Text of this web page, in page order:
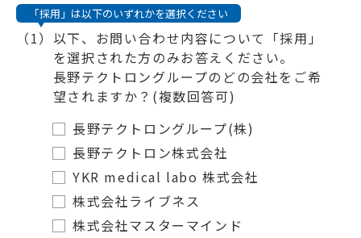
「採用」は以下のいずれかを選択ください
（1） 以下、お問い合わせ内容について「採用」
を選択された方のみお答えください。
長野テクトロングループのどの会社をご希
望されますか？(複数回答可)
長野テクトロングループ(株)
長野テクトロン株式会社
YKR medical labo 株式会社
株式会社ライブネス
株式会社マスターマインド